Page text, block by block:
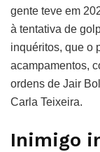
gente teve em
à tentativa de
inquéritos, que o
acampamentos,
ordens de Jair
Carla Teixeira.
Inimigo